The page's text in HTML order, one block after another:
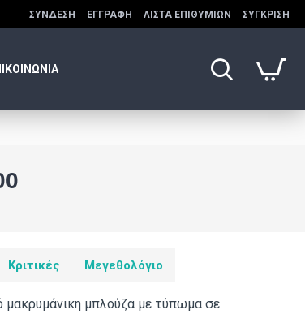
ΣΎΝΔΕΣΗ ΕΓΓΡΑΦΉ ΛΊΣΤΑ ΕΠΙΘΥΜΙΏΝ ΣΎΓΚΡΙΣΗ
Κριτικές Μεγεθολόγιο
μακρυμάνικη μπλούζα με τύπωμα σε